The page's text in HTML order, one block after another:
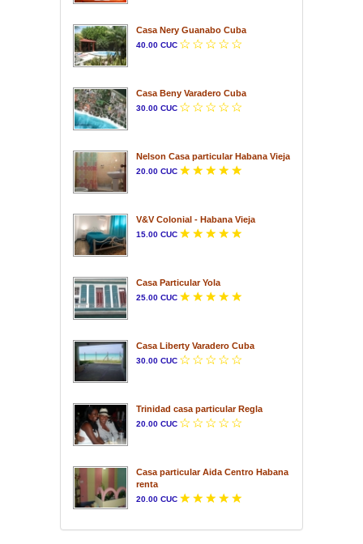
Casa Nery Guanabo Cuba
40.00 CUC
Casa Beny Varadero Cuba
30.00 CUC
Nelson Casa particular Habana Vieja
20.00 CUC
V&V Colonial - Habana Vieja
15.00 CUC
Casa Particular Yola
25.00 CUC
Casa Liberty Varadero Cuba
30.00 CUC
Trinidad casa particular Regla
20.00 CUC
Casa particular Aida Centro Habana
renta
20.00 CUC